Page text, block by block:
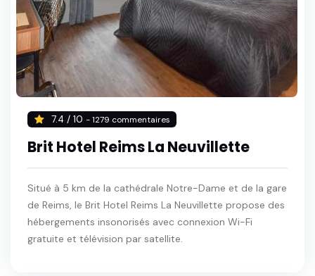
7.4 / 10 - 1279 commentaires
Brit Hotel Reims La Neuvillette
Situé à 5 km de la cathédrale Notre-Dame et de la gare
de Reims, le Brit Hotel Reims La Neuvillette propose des
hébergements insonorisés avec connexion Wi-Fi
gratuite et télévision par satellite.